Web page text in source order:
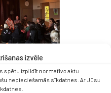
izvēle
spētu izpildīt normatīvo aktu
nepieciešamās sīkdatnes. Ar Jūsu